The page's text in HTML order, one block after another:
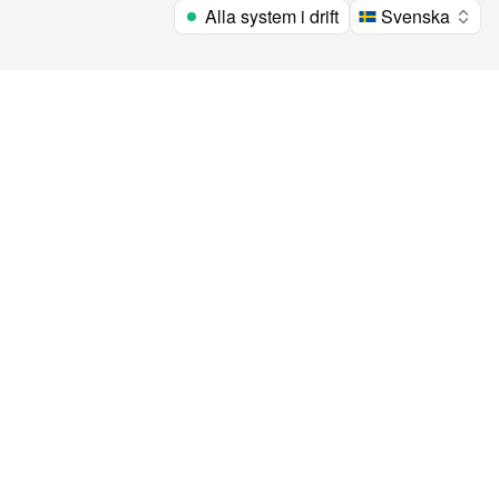
Alla system i drift
Svenska